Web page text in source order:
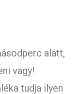
alatt,
vagy!
tudja ilyen